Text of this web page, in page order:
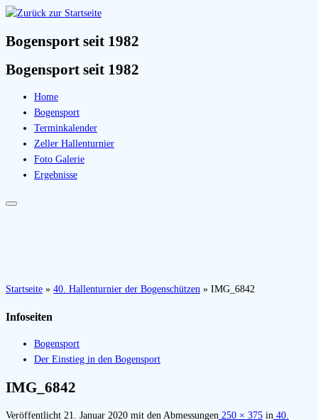
Bogensport seit 1982
Bogensport seit 1982
Home
Bogensport
Terminkalender
Zeller Hallenturnier
Foto Galerie
Ergebnisse
Startseite » 40. Hallenturnier der Bogenschützen » IMG_6842
Infoseiten
Bogensport
Der Einstieg in den Bogensport
IMG_6842
Veröffentlicht 21. Januar 2020 mit den Abmessungen 250 × 375 in 40.